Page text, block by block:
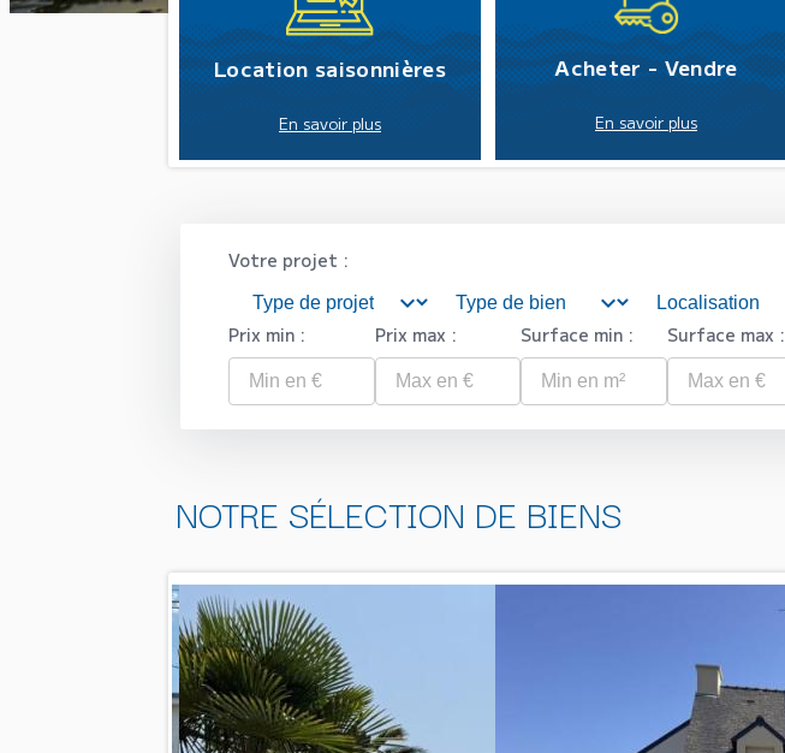
Location saisonnières
En savoir plus
Acheter - Vendre
En savoir plus
Votre projet :
Prix min : Prix max : Surface min : Surface max :
NOTRE SÉLECTION DE BIENS